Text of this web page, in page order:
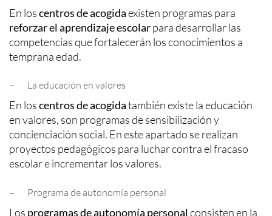
En loscentros de acogidaexisten programas para
reforzar el aprendizaje escolarpara desarrollar las
competencias que fortalecerán los conocimientos a
temprana edad.
– La educación en valores
En loscentros de acogidatambién existe la educación
en valores, son programas de sensibilización y
concienciación social. En este apartado se realizan
proyectos pedagógicos para luchar contra el fracaso
escolar e incrementar los valores.
– Programa de autonomía personal
Los programas de autonomía personalconsisten en la